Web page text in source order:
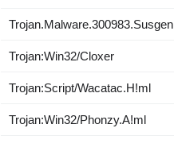
Trojan.Malware.300983.Susgen
Trojan:Win32/Cloxer
Trojan:Script/Wacatac.H!ml
Trojan:Win32/Phonzy.A!ml